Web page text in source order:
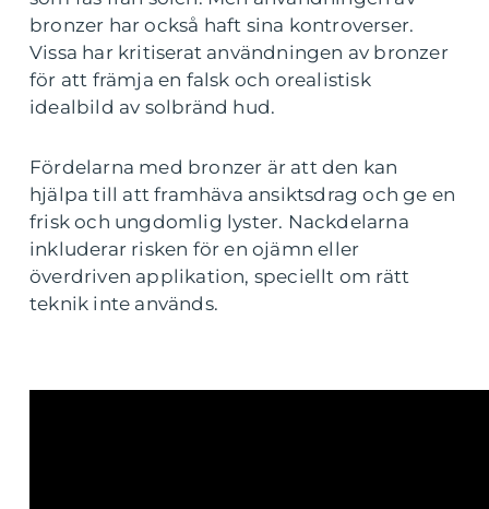
bronzer har också haft sina kontroverser.
Vissa har kritiserat användningen av bronzer
för att främja en falsk och orealistisk
idealbild av solbränd hud.
Fördelarna med bronzer är att den kan
hjälpa till att framhäva ansiktsdrag och ge en
frisk och ungdomlig lyster. Nackdelarna
inkluderar risken för en ojämn eller
överdriven applikation, speciellt om rätt
teknik inte används.